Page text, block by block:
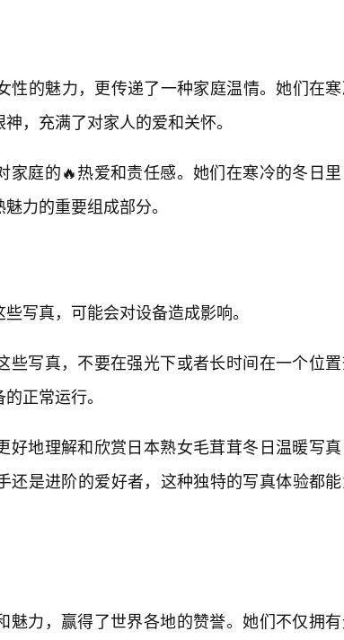
性的魅力，更传递了一种家庭温情。她们在
，充满了对家人的爱和关怀。
家庭的🔥热爱和责任感。她们在寒冷的冬日
力的重要组成部分。
写真，可能会对设备造成影响。
些写真，不要在强光下或者长时间在一个位
正常运行。
好地理解和欣赏日本熟女毛茸茸冬日温暖写
还是进阶的爱好者，这种独特的写真体验都
魅力，赢得了世界各地的赞誉。她们不仅拥